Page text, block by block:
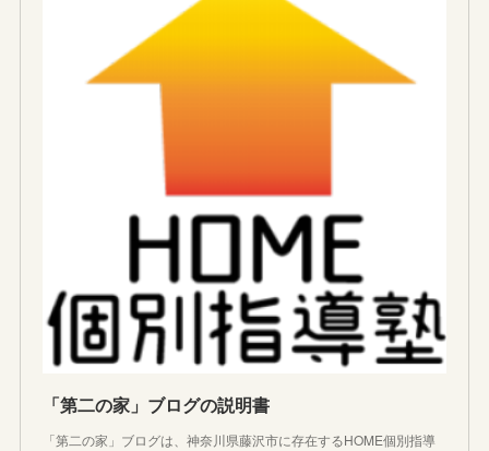
「第二の家」ブログの説明書
「第二の家」ブログは、神奈川県藤沢市に存在するHOME個別指導